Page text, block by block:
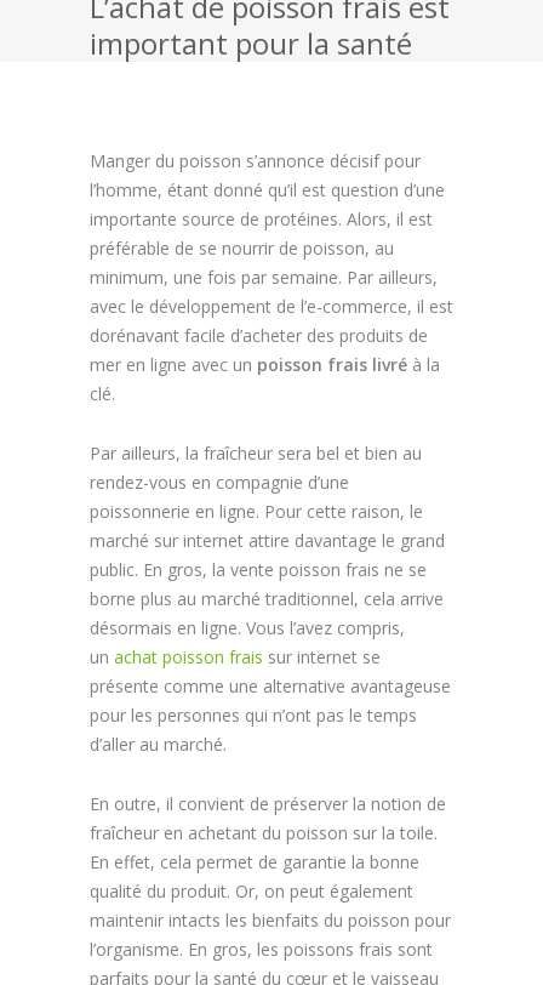
Fromage
Biscuits
Chocolat
Pâtisserie
Toutes nos recettes
important pour la santé
Manger du poisson s’annonce décisif pour
l’homme, étant donné qu’il est question d’une
importante source de protéines. Alors, il est
préférable de se nourrir de poisson, au
minimum, une fois par semaine. Par ailleurs,
avec le développement de l’e-commerce, il est
dorénavant facile d’acheter des produits de
mer en ligne avec un poisson frais livré à la
clé.
Par ailleurs, la fraîcheur sera bel et bien au
rendez-vous en compagnie d’une
poissonnerie en ligne. Pour cette raison, le
marché sur internet attire davantage le grand
public. En gros, la vente poisson frais ne se
borne plus au marché traditionnel, cela arrive
désormais en ligne. Vous l’avez compris,
un achat poisson frais sur internet se
présente comme une alternative avantageuse
pour les personnes qui n’ont pas le temps
d’aller au marché.
En outre, il convient de préserver la notion de
fraîcheur en achetant du poisson sur la toile.
En effet, cela permet de garantie la bonne
qualité du produit. Or, on peut également
maintenir intacts les bienfaits du poisson pour
l’organisme. En gros, les poissons frais sont
parfaits pour la santé du cœur et le vaisseau